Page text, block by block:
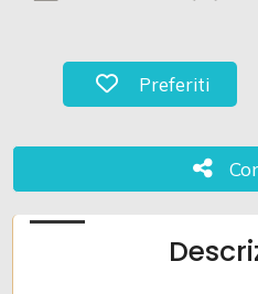
Preferiti: Cod.
Preferiti